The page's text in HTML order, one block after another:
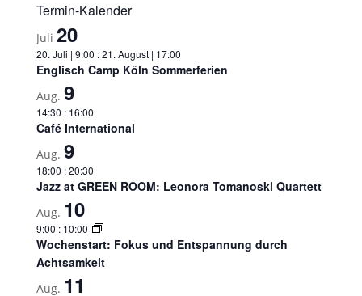
Termin-Kalender
Juli 20
20. Juli | 9:00 :21. August | 17:00
Englisch Camp Köln Sommerferien
Aug. 9
14:30 : 16:00
Café International
Aug. 9
18:00 :20:30
Jazz at GREEN ROOM: Leonora Tomanoski Quartett
Aug. 10
9:00 : 10:00
Wochenstart: Fokus und Entspannung durch
Achtsamkeit
Aug. 11